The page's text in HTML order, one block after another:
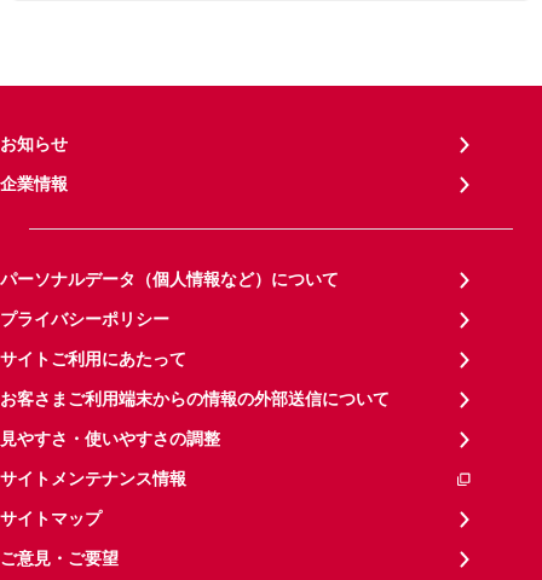
お知らせ
企業情報
パーソナルデータ（個人情報など）について
プライバシーポリシー
サイトご利用にあたって
お客さまご利用端末からの情報の外部送信について
見やすさ・使いやすさの調整
サイトメンテナンス情報
サイトマップ
ご意見・ご要望